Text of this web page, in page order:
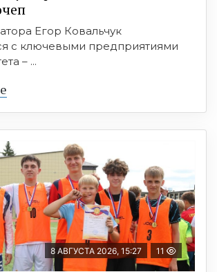
Егор Ковальчук
с ключевыми предприятиями
– ...
8 АВГУСТА 2026, 15:27 11